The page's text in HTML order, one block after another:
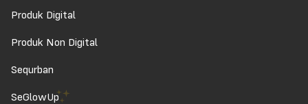
Produk Digital
Produk Non Digital
Sequrban
SeGlowUp